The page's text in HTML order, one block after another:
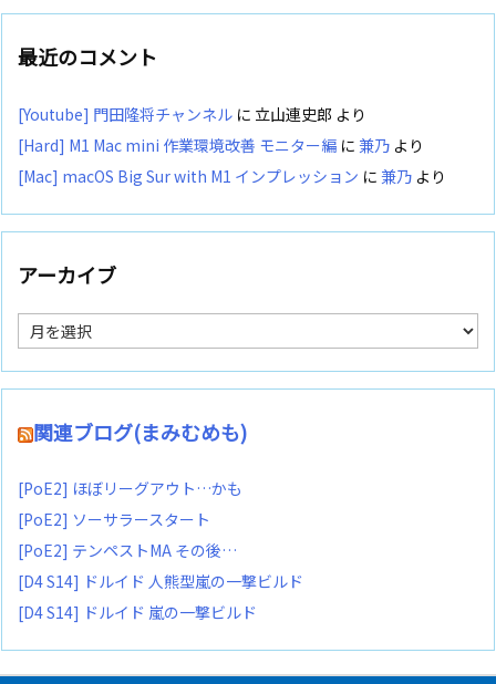
最近のコメント
[Youtube] 門田隆将チャンネル に 立山連史郎 より
[Hard] M1 Mac mini 作業環境改善 モニター編 に 兼乃 より
[Mac] macOS Big Sur with M1 インプレッション に 兼乃 より
アーカイブ
ア
ー
カ
イ
関連ブログ(まみむめも)
[PoE2] ほぼリーグアウト…かも
[PoE2] ソーサラースタート
[PoE2] テンペストMA その後…
[D4 S14] ドルイド 人熊型嵐の一撃ビルド
[D4 S14] ドルイド 嵐の一撃ビルド